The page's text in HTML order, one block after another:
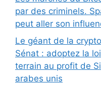
par des criminels.
peut aller son
Le géant de la
Sénat : adoptez la
terrain au profit de
arabes unis